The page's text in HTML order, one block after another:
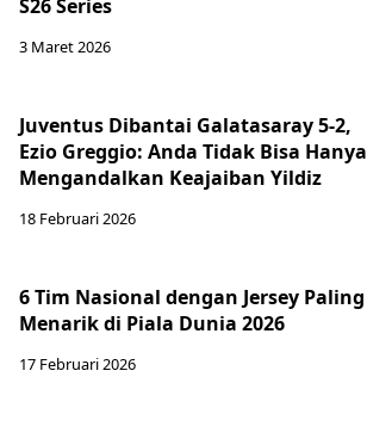
S26 Series
3 Maret 2026
Juventus Dibantai Galatasaray 5-2,
Ezio Greggio: Anda Tidak Bisa Hanya
Mengandalkan Keajaiban Yildiz
18 Februari 2026
6 Tim Nasional dengan Jersey Paling
Menarik di Piala Dunia 2026
17 Februari 2026